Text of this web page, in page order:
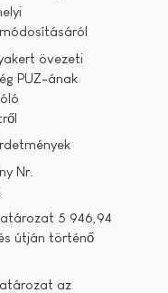
övezeti
PUZ-ának
Nr.
5 946,94
útján történő
az